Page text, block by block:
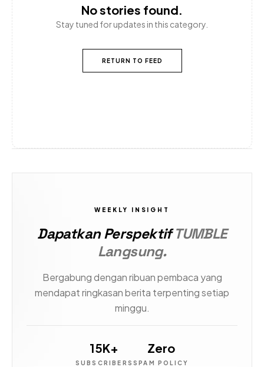
No stories found.
Stay tuned for updates in this category.
RETURN TO FEED
WEEKLY INSIGHT
Dapatkan Perspektif TUMBLE
Langsung.
Bergabung dengan ribuan pembaca yang
mendapat ringkasan berita terpenting setiap
minggu.
15K+
SUBSCRIBERS
Zero
SPAM POLICY